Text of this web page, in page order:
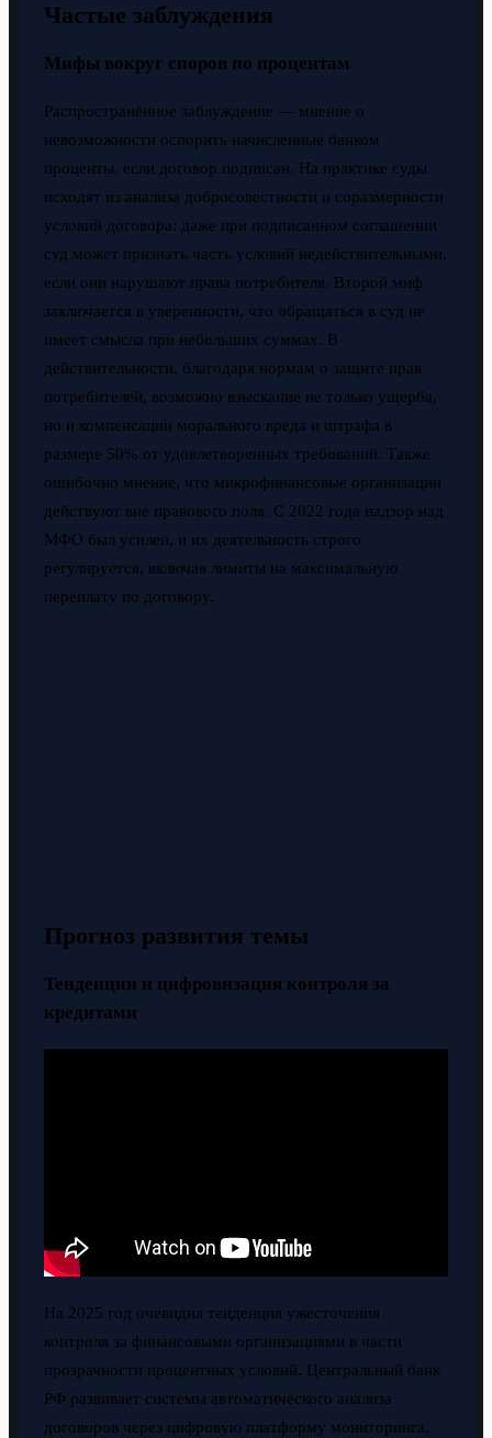
Частые заблуждения
Мифы вокруг споров по процентам
Распространённое заблуждение — мнение о
невозможности оспорить начисленные банком
проценты, если договор подписан. На практике суды
исходят из анализа добросовестности и соразмерности
условий договора: даже при подписанном соглашении
суд может признать часть условий недействительными,
если они нарушают права потребителя. Второй миф
заключается в уверенности, что обращаться в суд не
имеет смысла при небольших суммах. В
действительности, благодаря нормам о защите прав
потребителей, возможно взыскание не только ущерба,
но и компенсации морального вреда и штрафа в
размере 50% от удовлетворенных требований. Также
ошибочно мнение, что микрофинансовые организации
действуют вне правового поля. С 2022 года надзор над
МФО был усилен, и их деятельность строго
регулируется, включая лимиты на максимальную
переплату по договору.
Прогноз развития темы
Тенденции и цифровизация контроля за
кредитами
На 2025 год очевидна тенденция ужесточения
контроля за финансовыми организациями в части
прозрачности процентных условий. Центральный банк
РФ развивает системы автоматического анализа
договоров через цифровую платформу мониторинга,